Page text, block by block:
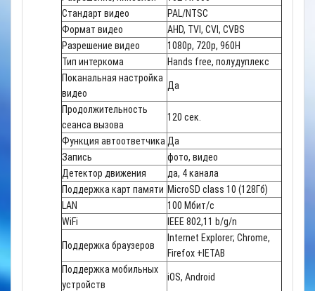
Стандарт видео
PAL/NTSC
Формат видео
AHD, TVI, CVI, CVBS
Разрешение видео
1080p, 720р, 960H
Тип интеркома
Hands free, полудуплекс
Поканальная настройка
видео
Да
Продолжительность
сеанса вызова
120 сек.
Функция автоответчика Да
Запись
фото, видео
Детектор движения
да, 4 канала
Поддержка карт памяти MicroSD class 10 (128Гб)
LAN
100 Мбит/с
WiFi
IEEE 802,11 b/g/n
Поддержка браузеров
Internet Explorer; Chrome,
Firefox +IETAB
Поддержка мобильных
устройств
iOS, Android